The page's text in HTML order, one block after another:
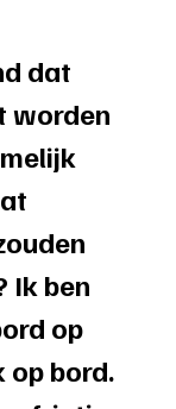
dat
worden
Ik ben
op
op bord.